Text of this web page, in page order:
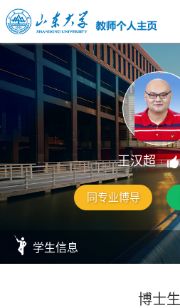
王汉超
同专业博导
学生信息
博士生